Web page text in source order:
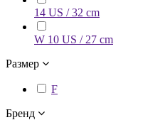
14 US / 32 cm
W 10 US / 27 cm
Размер
F
Бренд